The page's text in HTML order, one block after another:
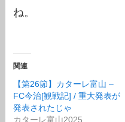
ね。
関連
【第26節】カターレ富山 –
FC今治[観戦記] / 重大発表が
発表されたじゃ
カターレ富山2025